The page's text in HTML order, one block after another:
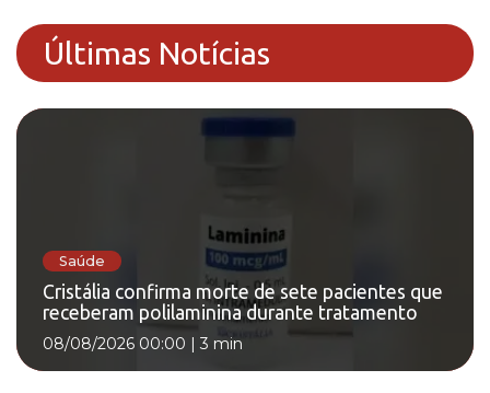
Últimas Notícias
Saúde
Cristália confirma morte de sete pacientes que
receberam polilaminina durante tratamento
08/08/2026 00:00 | 3 min